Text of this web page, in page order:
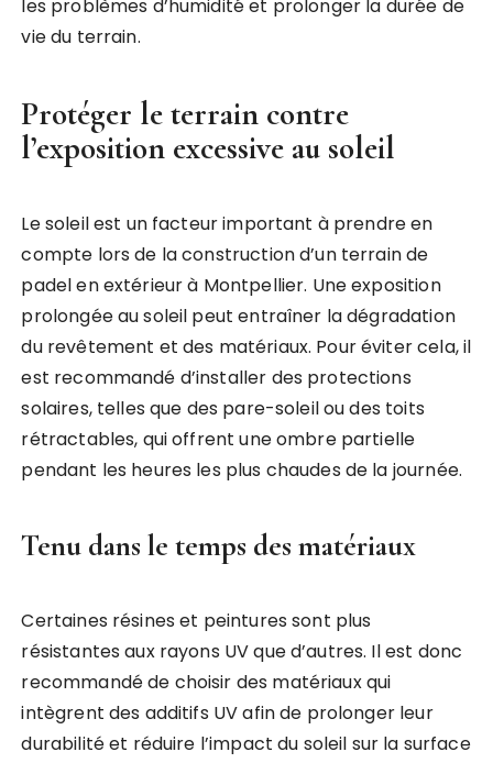
les problèmes d’humidité et prolonger la durée de
vie du terrain.
Protéger le terrain contre
l’exposition excessive au soleil
Le soleil est un facteur important à prendre en
compte lors de la construction d’un terrain de
padel en extérieur à Montpellier. Une exposition
prolongée au soleil peut entraîner la dégradation
du revêtement et des matériaux. Pour éviter cela, il
est recommandé d’installer des protections
solaires, telles que des pare-soleil ou des toits
rétractables, qui offrent une ombre partielle
pendant les heures les plus chaudes de la journée.
Tenu dans le temps des matériaux
Certaines résines et peintures sont plus
résistantes aux rayons UV que d’autres. Il est donc
recommandé de choisir des matériaux qui
intègrent des additifs UV afin de prolonger leur
durabilité et réduire l’impact du soleil sur la surface